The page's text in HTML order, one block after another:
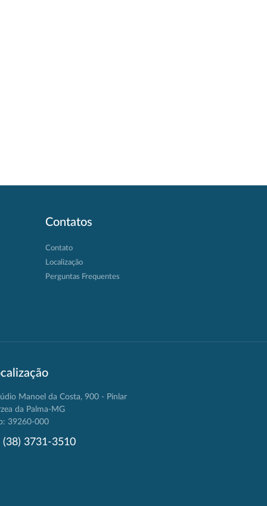
Contatos
Contato
Localização
Perguntas Frequentes
Manoel da Costa, 900 - Pinlar
da Palma-MG
39260-000
3731-3510